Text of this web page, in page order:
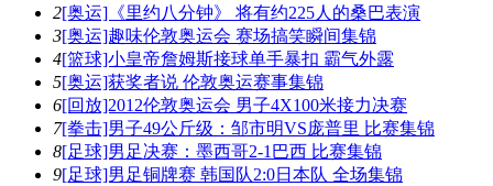
2[奥运]《里约八分钟》 将有约225人的桑巴表演
3[奥运]趣味伦敦奥运会 赛场搞笑瞬间集锦
4[篮球]小皇帝詹姆斯接球单手暴扣 霸气外露
5[奥运]获奖者说 伦敦奥运赛事集锦
6[回放]2012伦敦奥运会 男子4X100米接力决赛
7[拳击]男子49公斤级：邹市明VS庞普里 比赛集锦
8[足球]男足决赛：墨西哥2-1巴西 比赛集锦
9[足球]男足铜牌赛 韩国队2:0日本队 全场集锦